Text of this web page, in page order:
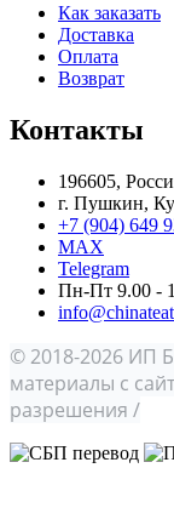
Как заказать
Доставка
Оплата
Возврат
Контакты
196605,
г. Пушкин,
+7 (904) 649
MAX
Telegram
Пн-Пт 9.00 -
© 2018-2026 ИП
материалы с
разрешения /